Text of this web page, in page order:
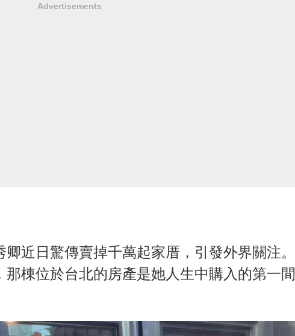
Advertisements
近日驚傳賣掉千萬起家厝，引發外界關注。
棟位於台北的房產是她人生中購入的第一間